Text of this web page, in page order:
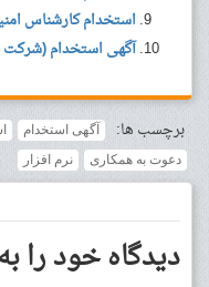
استخدام کارشناس
آگهی استخدام
برچسب ها: آگهی استخدام
دعوت به همکاری
نرم افزار
دیدگاه خود را